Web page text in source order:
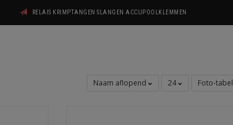
RELAIS KRIMPTANGEN SLANGEN ACCUPOOLKLEMMEN
Naam aflopend 24 Foto-tabel